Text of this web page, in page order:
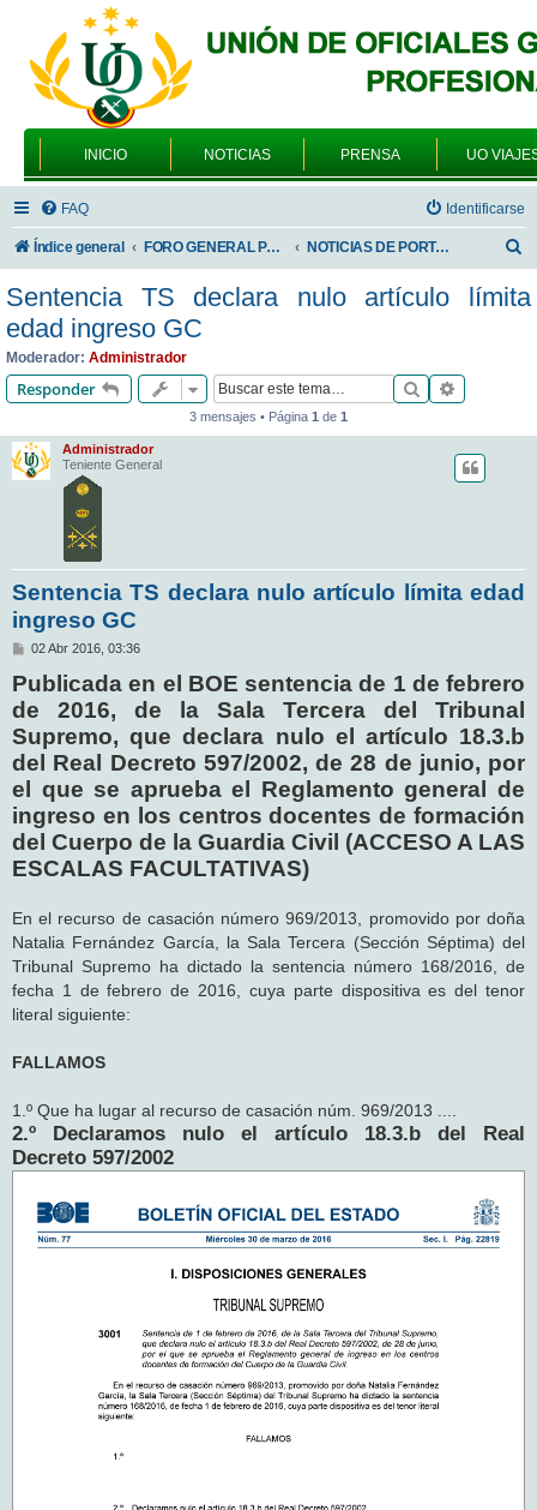
INICIO NOTICIAS PRENSA UO
FAQ Identificarse
Índice general FORO GENERAL PARA TODOS LOS USUARIOS NOTICIAS DE PORTADA
s
Sentencia TS declara nulo artículo límita
edad ingreso GC
Moderador: Administrador
Responder Buscar
3 mensajes • Página 1 de 1
Administrador
Teniente General
Sentencia TS declara nulo artículo límita edad
ingreso GC
M
n
s
a
e
02 Abr 2016, 03:36
Publicada en el BOE sentencia de 1 de febrero
de 2016, de la Sala Tercera del Tribunal
Supremo, que declara nulo el artículo 18.3.b
del Real Decreto 597/2002, de 28 de junio, por
el que se aprueba el Reglamento general de
ingreso en los centros docentes de formación
del Cuerpo de la Guardia Civil (ACCESO A LAS
ESCALAS FACULTATIVAS)
En el recurso de casación número 969/2013, promovido por doña
Natalia Fernández García, la Sala Tercera (Sección Séptima) del
Tribunal Supremo ha dictado la sentencia número 168/2016, de
fecha 1 de febrero de 2016, cuya parte dispositiva es del tenor
literal siguiente:
FALLAMOS
1.º Que ha lugar al recurso de casación núm. 969/2013 ....
2.º Declaramos nulo el artículo 18.3.b del Real
Decreto 597/2002